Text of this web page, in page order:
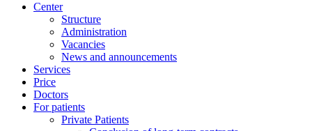
Center
Structure
Administration
Vacancies
News and announcements
Services
Price
Doctors
For patients
Private Patients